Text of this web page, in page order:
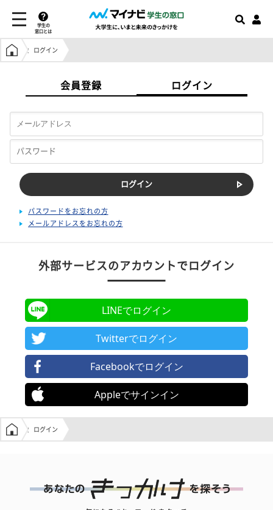
学生の
窓口とは
学生の窓口トップ
ログイン
会員登録 ログイン
パスワードをお忘れの方
メールアドレスをお忘れの方
外部サービスのアカウントでログイン
LINEでログイン
Twitterでログイン
Facebookでログイン
Appleでサインイン
学生の窓口トップ
ログイン